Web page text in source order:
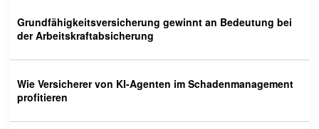
Grundfähigkeitsversicherung gewinnt an Bedeutung bei
der Arbeitskraftabsicherung
Wie Versicherer von KI-Agenten im Schadenmanagement
profitieren